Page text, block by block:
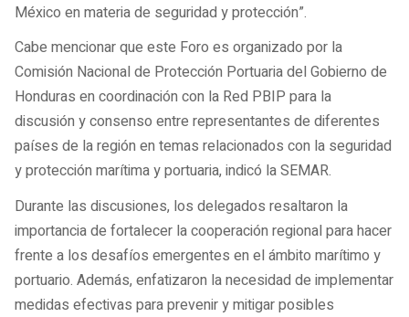
México en materia de seguridad y protección”.
Cabe mencionar que este Foro es organizado por la
Comisión Nacional de Protección Portuaria del Gobierno de
Honduras en coordinación con la Red PBIP para la
discusión y consenso entre representantes de diferentes
países de la región en temas relacionados con la seguridad
y protección marítima y portuaria, indicó la SEMAR.
Durante las discusiones, los delegados resaltaron la
importancia de fortalecer la cooperación regional para hacer
frente a los desafíos emergentes en el ámbito marítimo y
portuario. Además, enfatizaron la necesidad de implementar
medidas efectivas para prevenir y mitigar posibles